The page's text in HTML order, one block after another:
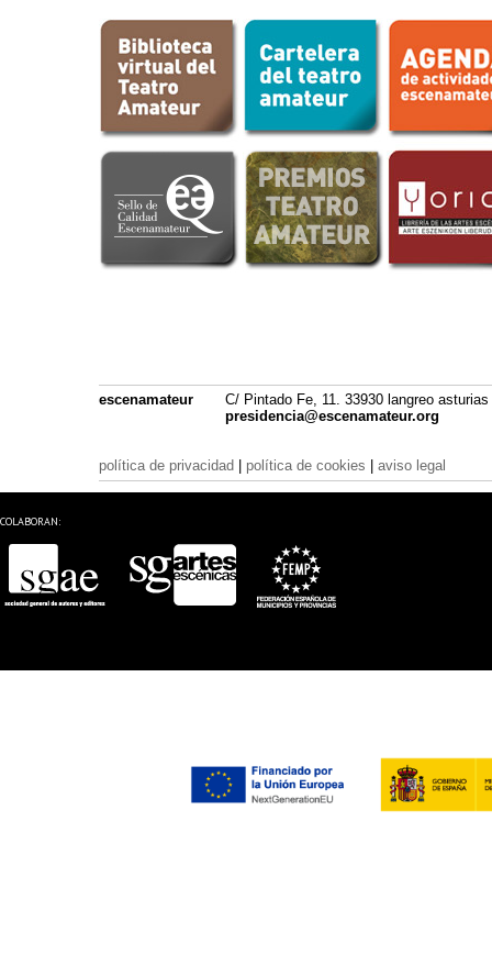
escenamateur
C/ Pintado Fe, 11. 33930 langreo asturias
presidencia@escenamateur.org
política de privacidad política de cookies aviso legal
COLABORAN: